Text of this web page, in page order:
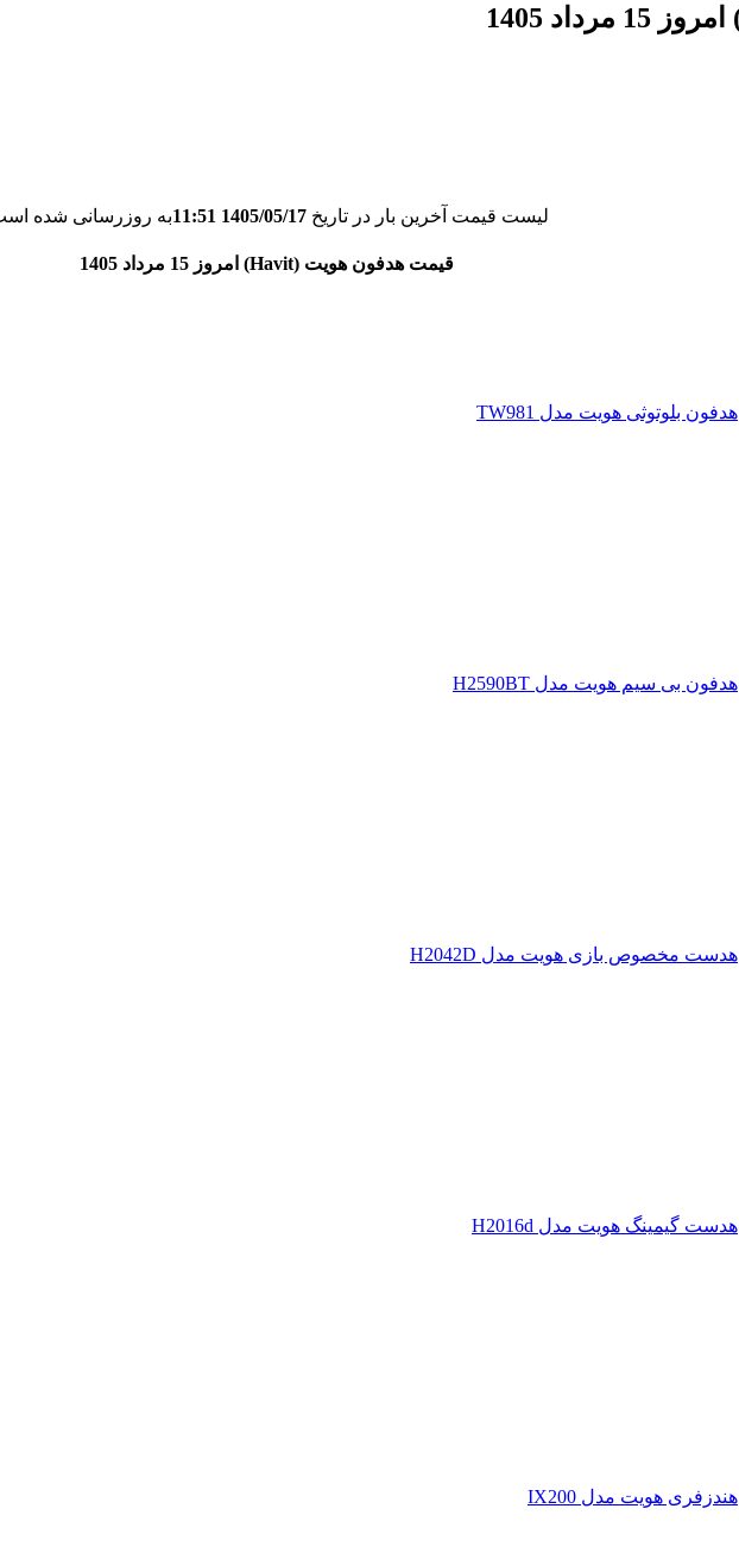
لیست قیمت آخرین بار در تاریخ1405/05/17 11:51 به روزرسانی شده
قیمت هدفون هویت (Havit) امروز 15 مرداد 1405
هدفون بلوتوثی هویت مدل TW981
هدفون بی سیم هویت مدل H2590BT
هدست مخصوص بازی هویت مدل H2042D
هدست گیمینگ هویت مدل H2016d
هندزفری هویت مدل IX200